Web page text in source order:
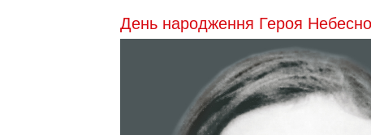
День народження Героя